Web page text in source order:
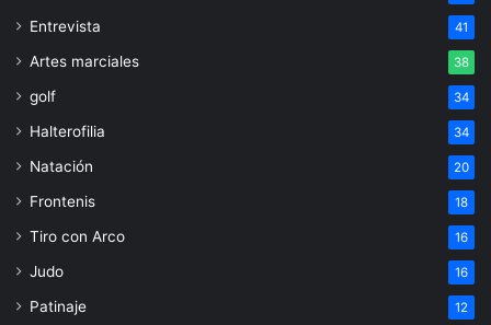
Entrevista 41
Artes marciales 38
golf 34
Halterofilia 34
Natación 20
Frontenis 18
Tiro con Arco 16
Judo 16
Patinaje 12